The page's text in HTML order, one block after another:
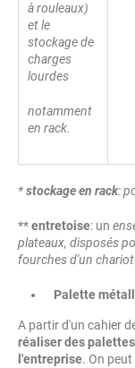
à rouleaux)
et le
stockage de
charges
lourdes
notamment
en rack.
*stockage en rack:
**entretoise: un
plateaux, disposés
fourches d'un chariot
Palette
A partir d'un cahier
réaliser des
l'entreprise. On